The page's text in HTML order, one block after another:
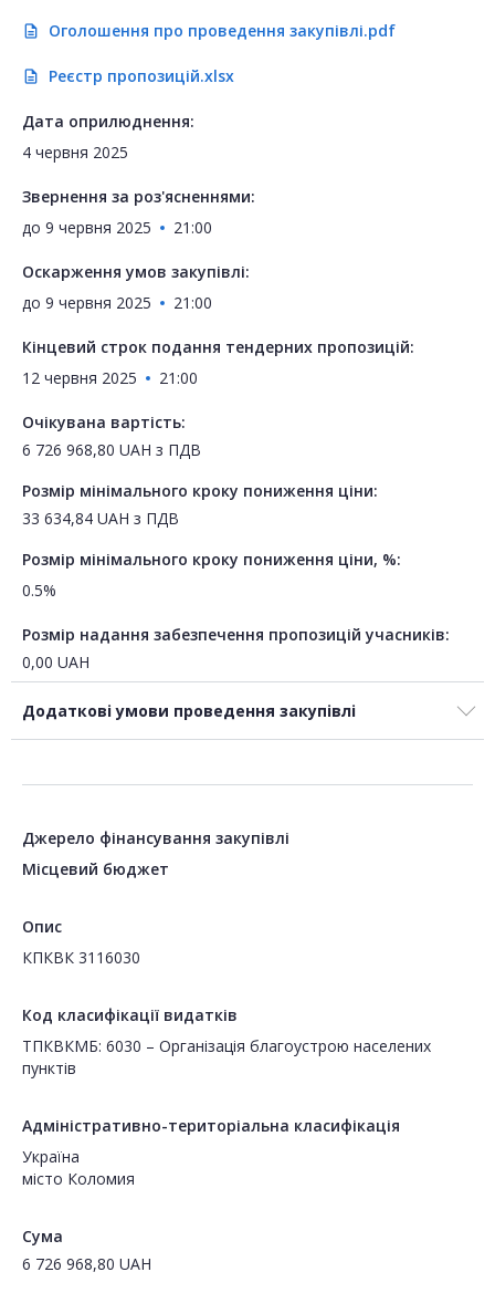
description Оголошення про проведення закупівлі.pdf
description Реєстр пропозицій.xlsx
Дата оприлюднення:
4 червня 2025
Звернення за роз'ясненнями:
до 9 червня 2025 21:00
Оскарження умов закупівлі:
до 9 червня 2025 21:00
Кінцевий строк подання тендерних пропозицій:
12 червня 2025
21:00
Очікувана вартість:
6 726 968,80 UAH з ПДВ
Розмір мінімального кроку пониження ціни:
33 634,84 UAH з ПДВ
Розмір мінімального кроку пониження ціни, %:
0.5%
Розмір надання забезпечення пропозицій учасників:
0,00 UAH
Додаткові умови проведення закупівлі
Джерело фінансування закупівлі
Місцевий бюджет
Опис
КПКВК 3116030
Код класифікації видатків
ТПКВКМБ: 6030 – Організація благоустрою населених
пунктів
Адміністративно-територіальна класифікація
Україна
місто Коломия
Сума
6 726 968,80 UAH